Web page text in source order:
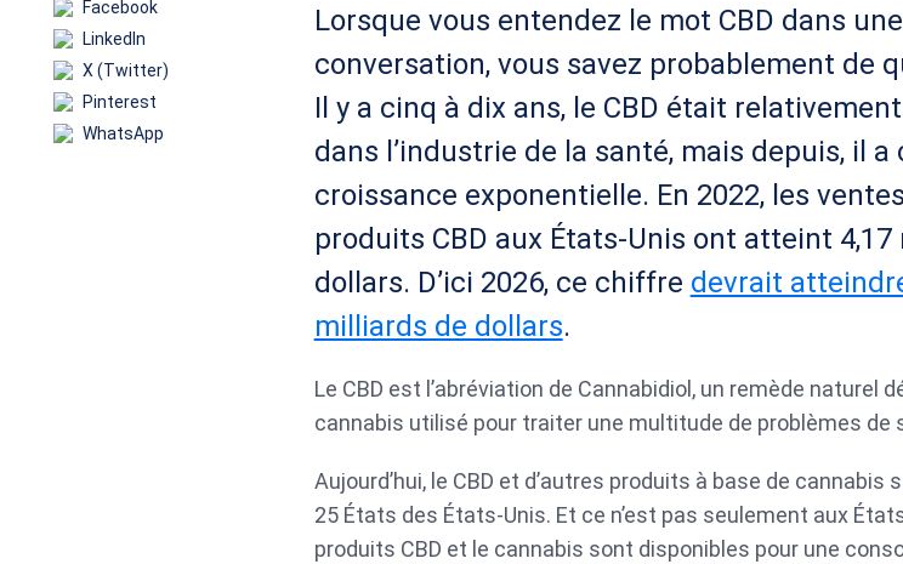
Facebook
LinkedIn
X (Twitter)
Pinterest
WhatsApp
Lorsque vous entendez le mot CBD dans une
conversation, vous savez probablement de
Il y a cinq à dix ans, le CBD était
dans l’industrie de la santé, mais depuis, il a
croissance exponentielle. En 2022, les
produits CBD aux États-Unis ont atteint
dollars. D’ici 2026, ce chiffre devrait
milliards de dollars.
Le CBD est l’abréviation de Cannabidiol, un remède naturel
cannabis utilisé pour traiter une multitude de problèmes de
Aujourd’hui, le CBD et d’autres produits à base de cannabis
25 États des États-Unis. Et ce n’est pas seulement aux
produits CBD et le cannabis sont disponibles pour une